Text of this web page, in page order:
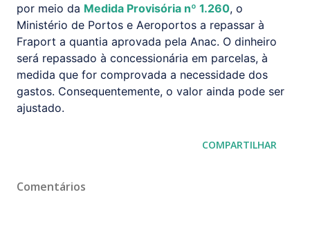
por meio da Medida Provisória nº 1.260, o
Ministério de Portos e Aeroportos a repassar à
Fraport a quantia aprovada pela Anac. O dinheiro
será repassado à concessionária em parcelas, à
medida que for comprovada a necessidade dos
gastos. Consequentemente, o valor ainda pode ser
ajustado.
COMPARTILHAR
Comentários